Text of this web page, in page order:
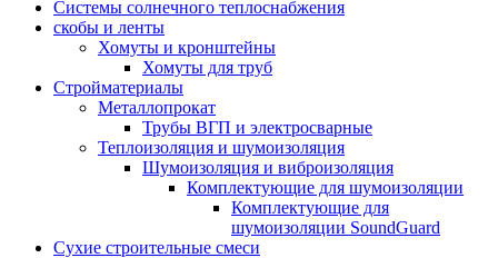
Системы солнечного теплоснабжения
скобы и ленты
Хомуты и кронштейны
Хомуты для труб
Стройматериалы
Металлопрокат
Трубы ВГП и электросварные
Теплоизоляция и шумоизоляция
Шумоизоляция и виброизоляция
Комплектующие для шумоизоляции
Комплектующие для
шумоизоляции SoundGuard
Сухие строительные смеси